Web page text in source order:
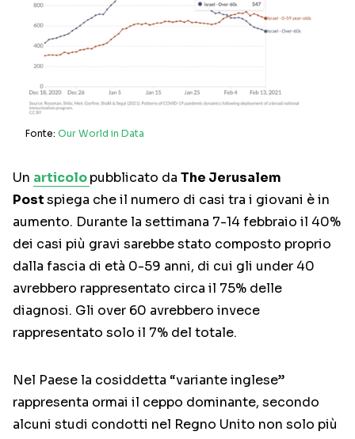
Fonte: Our World in Data
Un articolopubblicato da The Jerusalem
Postspiega che il numero di casi tra i giovani è in
aumento. Durante la settimana 7-14 febbraio il 40%
dei casi più gravi sarebbe stato composto proprio
dalla fascia di età 0-59 anni, di cui gli under 40
avrebbero rappresentato circa il 75% delle
diagnosi. Gli over 60 avrebbero invece
rappresentato solo il 7% del totale.
Nel Paese la cosiddetta “variante inglese”
rappresenta ormai il ceppo dominante, secondo
alcuni studi condotti nel Regno Unito non solo più